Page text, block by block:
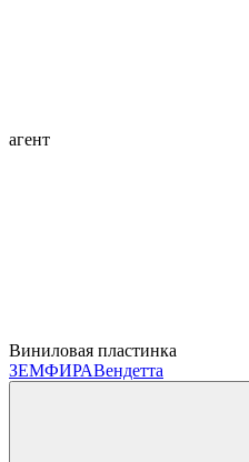
агент
Виниловая пластинка
ЗЕМФИРАВендетта